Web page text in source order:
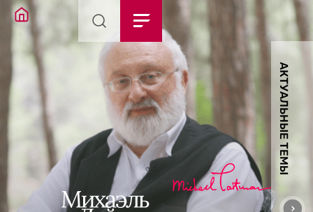
АКТУАЛЬНЫЕ ТЕМЫ